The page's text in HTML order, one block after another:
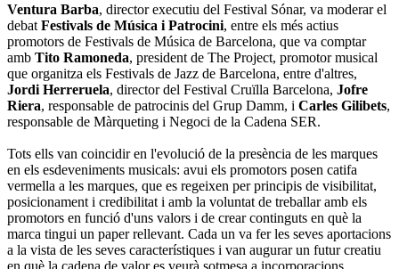
Ventura Barba, director executiu del Festival Sónar, va moderar el
debat Festivals de Música i Patrocini, entre els més actius
promotors de Festivals de Música de Barcelona, que va comptar
amb Tito Ramoneda, president de The Project, promotor musical
que organitza els Festivals de Jazz de Barcelona, entre d'altres,
Jordi Herreruela, director del Festival Cruïlla Barcelona, Jofre
Riera, responsable de patrocinis del Grup Damm, i Carles Gilibets,
responsable de Màrqueting i Negoci de la Cadena SER.
Tots ells van coincidir en l'evolució de la presència de les marques
en els esdeveniments musicals: avui els promotors posen catifa
vermella a les marques, que es regeixen per principis de visibilitat,
posicionament i credibilitat i amb la voluntat de treballar amb els
promotors en funció d'uns valors i de crear continguts en què la
marca tingui un paper rellevant. Cada un va fer les seves aportacions
a la vista de les seves característiques i van augurar un futur creatiu
en què la cadena de valor es veurà sotmesa a incorporacions